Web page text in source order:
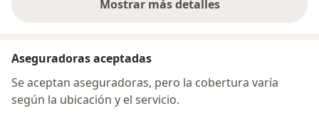
Mostrar más detalles
sobre la dirección
Aseguradoras aceptadas
Se aceptan aseguradoras, pero la cobertura varía
según la ubicación y el servicio.